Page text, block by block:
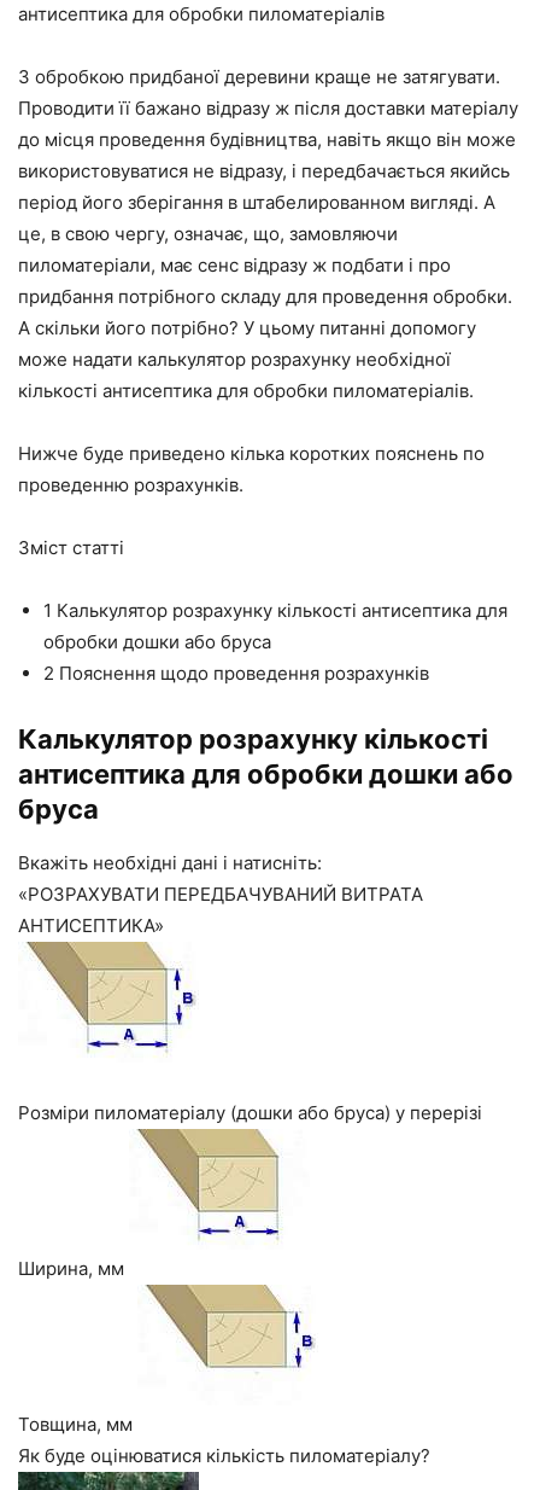
антисептика для обробки пиломатеріалів
З обробкою придбаної деревини краще не затягувати.
Проводитиїї бажано відразу ж після доставки матеріалу
до місця проведення будівництва, навіть якщо він може
використовуватися не відразу, і передбачається якийсь
період його зберігання в штабелированном вигляді. А
це, в свою чергу, означає, що, замовляючи
пиломатеріали, має сенс відразу ж подбати і про
придбання потрібного складу для проведення обробки.
А скільки його потрібно? У цьому питанні допомогу
може надати калькулятор розрахунку необхідної
кількості антисептика для обробки пиломатеріалів.
Нижче буде приведено кілька коротких пояснень по
проведенню розрахунків.
Зміст статті
1 Калькулятор розрахунку кількості антисептика для
обробки дошки або бруса
2 Пояснення щодо проведення розрахунків
Калькулятор розрахунку кількості
антисептика для обробки дошки або
бруса
Вкажіть необхідні дані і натисніть:
«РОЗРАХУВАТИ ПЕРЕДБАЧУВАНИЙ ВИТРАТА
АНТИСЕПТИКА»
Розміри пиломатеріалу (дошки або бруса) у перерізі
Ширина, мм
Товщина, мм
Як буде оцінюватися кількість пиломатеріалу?